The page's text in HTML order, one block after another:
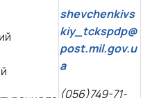
shevchenkivs
kiy_tckspdp@
post.mil.gov.u
a
(056)749-71-